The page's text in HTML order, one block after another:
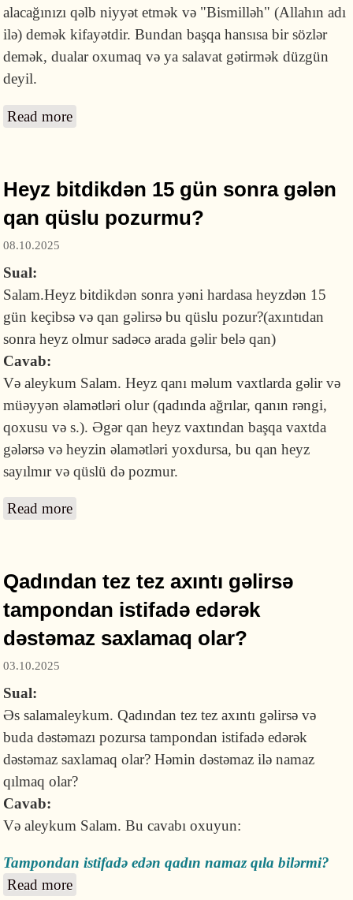
alacağınızı qəlb niyyət etmək və "Bismilləh" (Allahın adı
ilə) demək kifayətdir. Bundan başqa hansısa bir sözlər
demək, dualar oxumaq və ya salavat gətirmək düzgün
deyil.
Read more
Heyz bitdikdən 15 gün sonra gələn
qan qüslu pozurmu?
08.10.2025
Sual:
Salam.Heyz bitdikdən sonra yəni hardasa heyzdən 15
gün keçibsə və qan gəlirsə bu qüslu pozur?(axıntıdan
sonra heyz olmur sadəcə arada gəlir belə qan)
Cavab:
Və aleykum Salam. Heyz qanı məlum vaxtlarda gəlir və
müəyyən əlamətləri olur (qadında ağrılar, qanın rəngi,
qoxusu və s.). Əgər qan heyz vaxtından başqa vaxtda
gələrsə və heyzin əlamətləri yoxdursa, bu qan heyz
sayılmır və qüslü də pozmur.
Read more
Qadından tez tez axıntı gəlirsə
tampondan istifadə edərək
dəstəmaz saxlamaq olar?
03.10.2025
Sual:
Əs salamaleykum. Qadından tez tez axıntı gəlirsə və
buda dəstəmazı pozursa tampondan istifadə edərək
dəstəmaz saxlamaq olar? Həmin dəstəmaz ilə namaz
qılmaq olar?
Cavab:
Və aleykum Salam. Bu cavabı oxuyun:
Tampondan istifadə edən qadın namaz qıla bilərmi?
Read more